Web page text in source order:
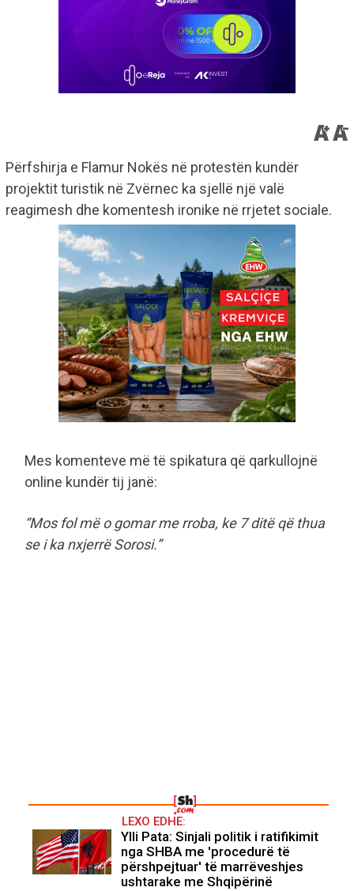
Përfshirja e Flamur Nokës në protestën kundër
projektit turistik në Zvërnec ka sjellë një valë
reagimesh dhe komentesh ironike në rrjetet sociale.
Mes komenteve më të spikatura që qarkullojnë
online kundër tij janë:
“Mos fol më o gomar me rroba, ke 7 ditë që thua
se i ka nxjerrë Sorosi.”
LEXO EDHE:
Ylli Pata: Sinjali politik i ratifikimit
nga SHBA me 'procedurë të
përshpejtuar' të marrëveshjes
ushtarake me Shqipërinë